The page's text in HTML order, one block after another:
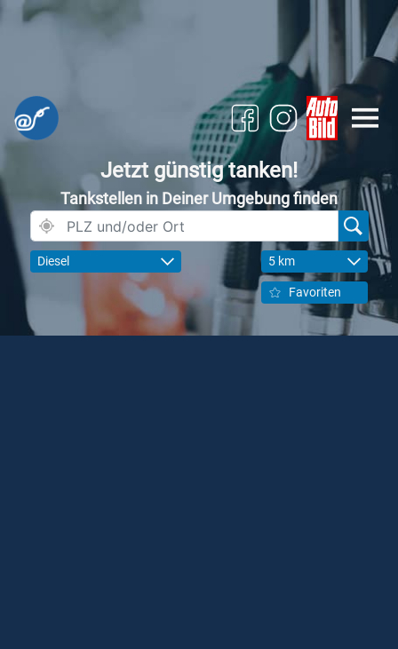
Jetzt günstig tanken!
Tankstellen in Deiner Umgebung finden
Diesel 5 km
Favoriten